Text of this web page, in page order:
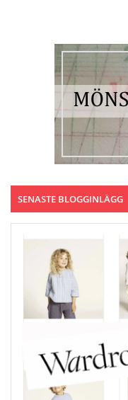
SENASTE BLOGGINLÄGG